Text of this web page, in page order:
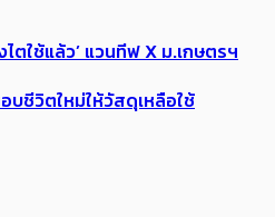
ตใช้แล้ว’ แวนทีฟ X ม.เกษตรฯ
ชีวิตใหม่ให้วัสดุเหลือใช้